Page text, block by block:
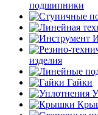
подшипники
изделия
Гайки